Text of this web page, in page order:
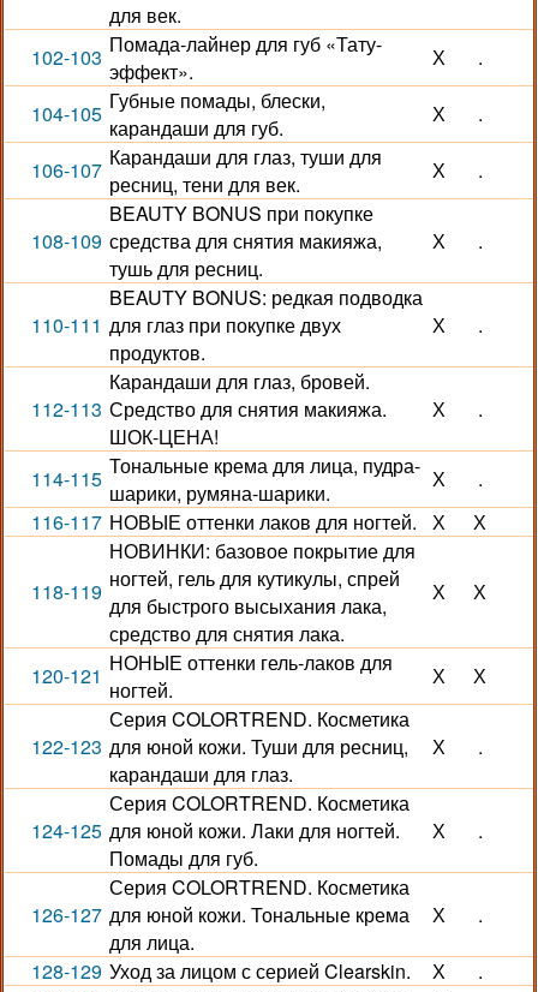
для век.
102-103 Помада-лайнер для губ «Тату-
эффект».
Х .
104-105 Губные помады, блески,
карандаши для губ.
Х .
106-107 Карандаши для глаз, туши для
ресниц, тени для век.
Х .
108-109
BEAUTY BONUS при покупке
средства для снятия макияжа,
тушь для ресниц.
Х .
110-111
BEAUTY BONUS: редкая подводка
для глаз при покупке двух
продуктов.
Х .
112-113
Карандаши для глаз, бровей.
Средство для снятия макияжа.
ШОК-ЦЕНА!
Х .
114-115 Тональные крема для лица, пудра-
шарики, румяна-шарики.
Х
.
116-117 НОВЫЕ оттенки лаков для ногтей. Х Х
118-119
НОВИНКИ: базовое покрытие для
ногтей, гель для кутикулы, спрей
для быстрого высыхания лака,
средство для снятия лака.
Х Х
120-121 НОНЫЕ оттенки гель-лаков для
ногтей.
Х Х
122-123
Серия COLORTREND. Косметика
для юной кожи. Туши для ресниц,
карандаши для глаз.
Х .
124-125
Серия COLORTREND. Косметика
для юной кожи. Лаки для ногтей.
Помады для губ.
Х .
126-127
Серия COLORTREND. Косметика
для юной кожи. Тональные крема
для лица.
Х .
128-129 Уход за лицом с серией Clearskin. Х
.